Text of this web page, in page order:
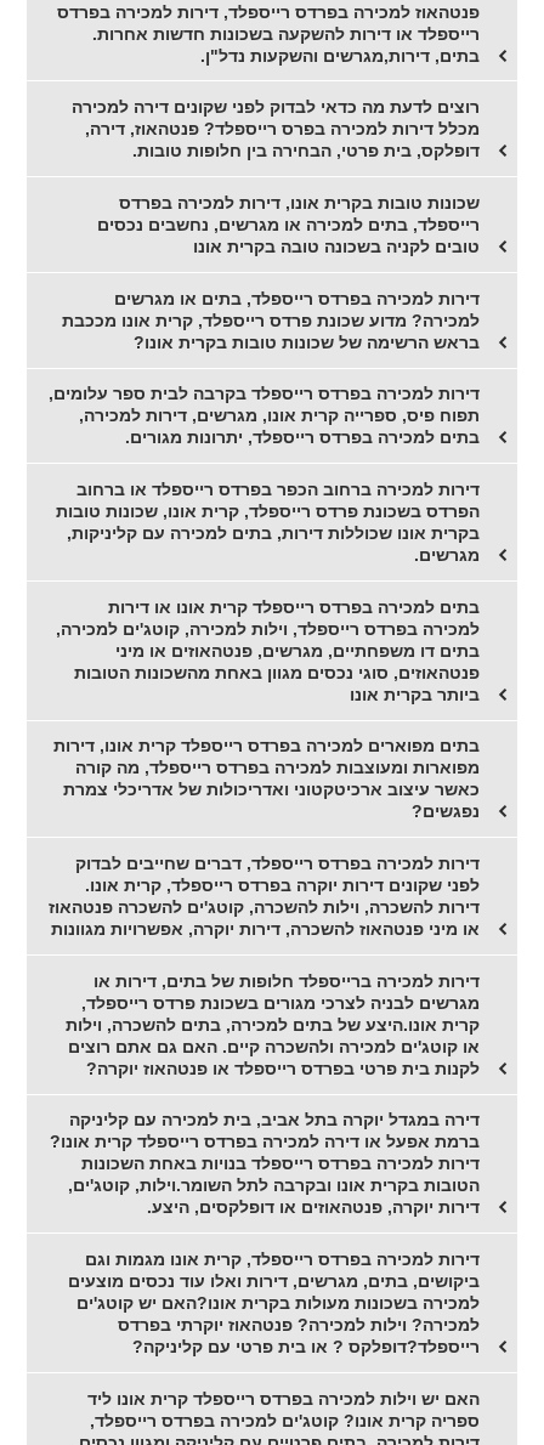
פנטהאוז למכירה בפרדס רייספלד, דירות למכירה בפרדס
רייספלד או דירות להשקעה בשכונות חדשות אחרות.
בתים, דירות,מגרשים והשקעות נדל"ן.
רוצים לדעת מה כדאי לבדוק לפני שקונים דירה למכירה
מכלל דירות למכירה בפרס רייספלד? פנטהאוז, דירה,
דופלקס, בית פרטי, הבחירה בין חלופות טובות.
שכונות טובות בקרית אונו, דירות למכירה בפרדס
רייספלד, בתים למכירה או מגרשים, נחשבים נכסים
טובים לקניה בשכונה טובה בקרית אונו
דירות למכירה בפרדס רייספלד, בתים או מגרשים
למכירה? מדוע שכונת פרדס רייספלד, קרית אונו מככבת
בראש הרשימה של שכונות טובות בקרית אונו?
דירות למכירה בפרדס רייספלד בקרבה לבית ספר עלומים,
תפוח פיס, ספרייה קרית אונו, מגרשים, דירות למכירה,
בתים למכירה בפרדס רייספלד, יתרונות מגורים.
דירות למכירה ברחוב הכפר בפרדס רייספלד או ברחוב
הפרדס בשכונת פרדס רייספלד, קרית אונו, שכונות טובות
בקרית אונו שכוללות דירות, בתים למכירה עם קליניקות,
מגרשים.
בתים למכירה בפרדס רייספלד קרית אונו או דירות
למכירה בפרדס רייספלד, וילות למכירה, קוטג'ים למכירה,
בתים דו משפחתיים, מגרשים, פנטהאוזים או מיני
פנטהאוזים, סוגי נכסים מגוון באחת מהשכונות הטובות
ביותר בקרית אונו
בתים מפוארים למכירה בפרדס רייספלד קרית אונו, דירות
מפוארות ומעוצבות למכירה בפרדס רייספלד, מה קורה
כאשר עיצוב ארכיטקטוני ואדריכולות של אדריכלי צמרת
נפגשים?
דירות למכירה בפרדס רייספלד, דברים שחייבים לבדוק
לפני שקונים דירות יוקרה בפרדס רייספלד, קרית אונו.
דירות להשכרה, וילות להשכרה, קוטג'ים להשכרה פנטהאוז
או מיני פנטהאוז להשכרה, דירות יוקרה, אפשרויות מגוונות
דירות למכירה ברייספלד חלופות של בתים, דירות או
מגרשים לבניה לצרכי מגורים בשכונת פרדס רייספלד,
קרית אונו.היצע של בתים למכירה, בתים להשכרה, וילות
או קוטג'ים למכירה ולהשכרה קיים. האם גם אתם רוצים
לקנות בית פרטי בפרדס רייספלד או פנטהאוז יוקרה?
דירה במגדל יוקרה בתל אביב, בית למכירה עם קליניקה
ברמת אפעל או דירה למכירה בפרדס רייספלד קרית אונו?
דירות למכירה בפרדס רייספלד בנויות באחת השכונות
הטובות בקרית אונו ובקרבה לתל השומר.וילות, קוטג'ים,
דירות יוקרה, פנטהאוזים או דופלקסים, היצע.
דירות למכירה בפרדס רייספלד, קרית אונו מגמות וגם
ביקושים, בתים, מגרשים, דירות ואלו עוד נכסים מוצעים
למכירה בשכונות מעולות בקרית אונו?האם יש קוטג'ים
למכירה? וילות למכירה? פנטהאוז יוקרתי בפרדס
רייספלד?דופלקס ? או בית פרטי עם קליניקה?
האם יש וילות למכירה בפרדס רייספלד קרית אונו ליד
ספריה קרית אונו? קוטג'ים למכירה בפרדס רייספלד,